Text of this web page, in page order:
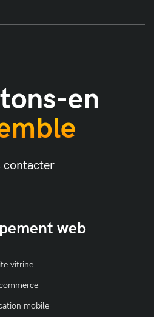
en
contacter
web
vitrine
mobile